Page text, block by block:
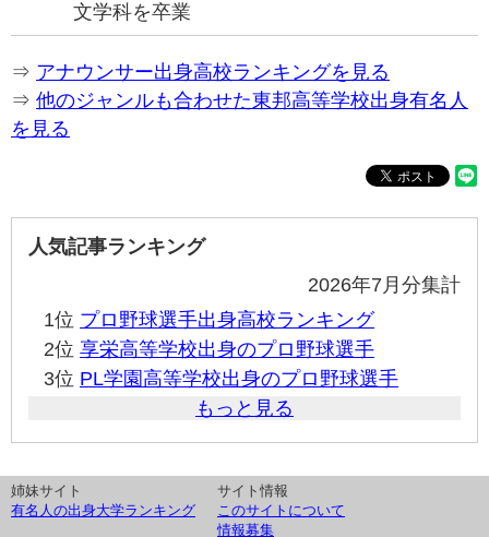
文学科を卒業
⇒ アナウンサー出身高校ランキングを見る
⇒ 他のジャンルも合わせた東邦高等学校出身有名人
を見る
人気記事ランキング
2026年7月分集計
1位 プロ野球選手出身高校ランキング
2位 享栄高等学校出身のプロ野球選手
3位 PL学園高等学校出身のプロ野球選手
もっと見る
姉妹サイト
有名人の出身大学ランキング
サイト情報
このサイトについて
情報募集